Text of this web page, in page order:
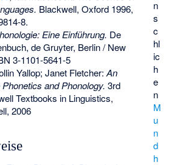
n
s
c
hl
ic
h
e
n
M
u
n
d
h
Blackwell, Oxford 1996,
8.
Eine Einführung. De
de Gruyter, Berlin / New
3-1101-5641-5
Yallop; Janet Fletcher: An
and Phonology. 3rd
Textbooks in Linguistics,
2006